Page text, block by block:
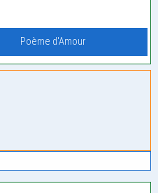
Poème d'Amour